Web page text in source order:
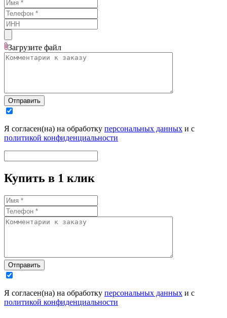
Загрузите файл
Отправить
Я согласен(на) на обработку персональных данных и с
политикой конфиденциальности
Купить в 1 клик
Отправить
Я согласен(на) на обработку персональных данных и с
политикой конфиденциальности